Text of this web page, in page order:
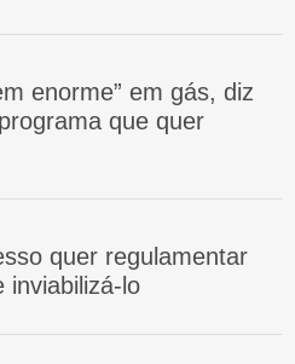
enorme” em gás, diz
que quer
quer regulamentar
inviabilizá-lo